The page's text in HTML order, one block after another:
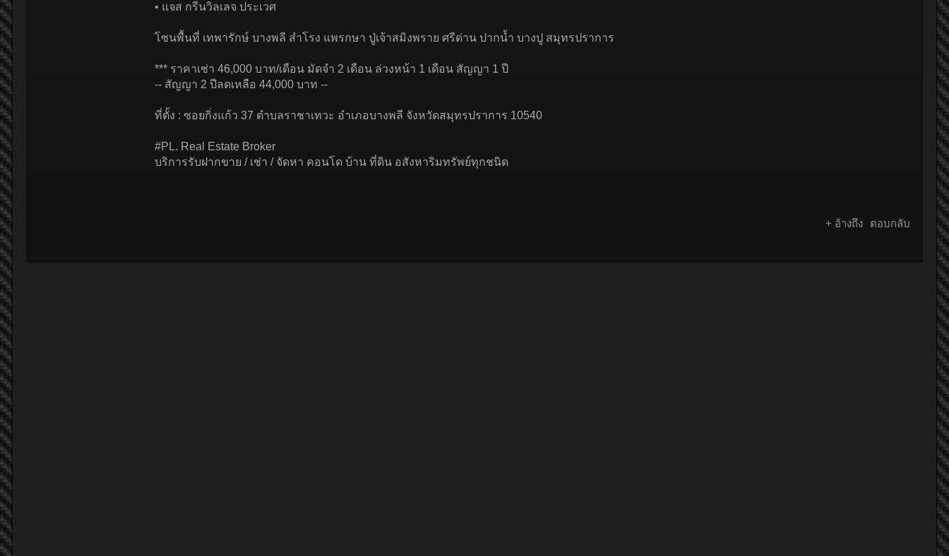
• แจส กรีนวิลเลจ ประเวศ
โซนพื้นที่ เทพารักษ์ บางพลี สำโรง แพรกษา ปู่เจ้าสมิงพราย ศรีด่าน ปากน้ำ บางปู สมุทรปราการ
*** ราคาเช่า 46,000 บาท/เดือน มัดจำ 2 เดือน ล่วงหน้า 1 เดือน สัญญา 1 ปี
-- สัญญา 2 ปีลดเหลือ 44,000 บาท --
ที่ตั้ง : ซอยกิ่งแก้ว 37 ตำบลราชาเทวะ อำเภอบางพลี จังหวัดสมุทรปราการ 10540
#PL. Real Estate Broker
บริการรับฝากขาย / เช่า / จัดหา คอนโด บ้าน ที่ดิน อสังหาริมทรัพย์ทุกชนิด
+ อ้างถึง ตอบกลับ